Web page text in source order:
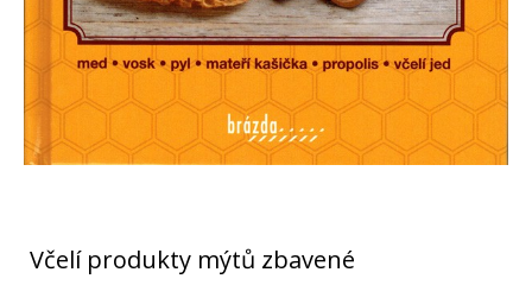
Včelí produkty mýtů zbavené